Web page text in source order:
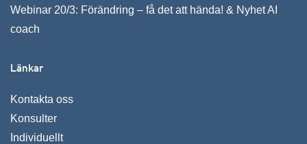
Webinar 20/3: Förändring – få det att hända! & Nyhet AI
coach
Länkar
Kontakta oss
Konsulter
Individuellt